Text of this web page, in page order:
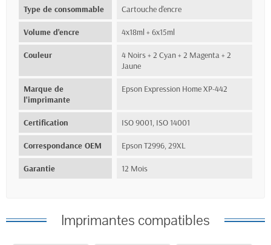
Type de consommable Cartouche d'encre
Volume d'encre 4x18ml + 6x15ml
Couleur
4 Noirs + 2 Cyan + 2 Magenta + 2
Jaune
Marque de
l'imprimante
Epson Expression Home XP-442
Certification ISO 9001, ISO 14001
Correspondance OEM Epson T2996, 29XL
Garantie 12 Mois
Imprimantes compatibles